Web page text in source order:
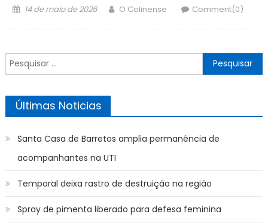
Posted
14 de maio de 2026 Author
O Colinense Comment(0)
Pesquisar
por:
Últimas Noticias
Santa Casa de Barretos amplia permanência de
acompanhantes na UTI
Temporal deixa rastro de destruição na região
Spray de pimenta liberado para defesa feminina